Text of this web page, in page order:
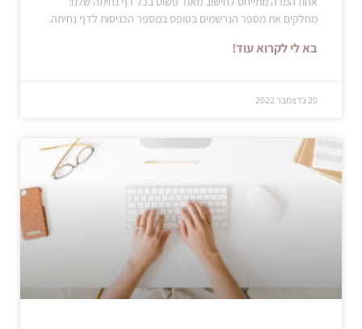
מחלקים את מספר הנרשמים בטופס במספר הכניסות לדף נחיתה.
בא לי לקרוא עוד!
20 בדצמבר 2022